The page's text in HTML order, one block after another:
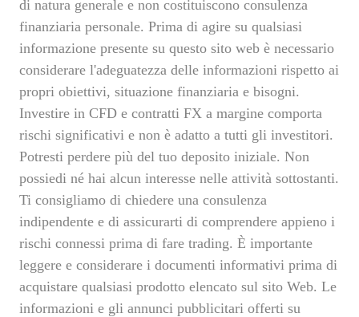
di natura generale e non costituiscono consulenza
finanziaria personale. Prima di agire su qualsiasi
informazione presente su questo sito web è necessario
considerare l'adeguatezza delle informazioni rispetto ai
propri obiettivi, situazione finanziaria e bisogni.
Investire in CFD e contratti FX a margine comporta
rischi significativi e non è adatto a tutti gli investitori.
Potresti perdere più del tuo deposito iniziale. Non
possiedi né hai alcun interesse nelle attività sottostanti.
Ti consigliamo di chiedere una consulenza
indipendente e di assicurarti di comprendere appieno i
rischi connessi prima di fare trading. È importante
leggere e considerare i documenti informativi prima di
acquistare qualsiasi prodotto elencato sul sito Web. Le
informazioni e gli annunci pubblicitari offerti su